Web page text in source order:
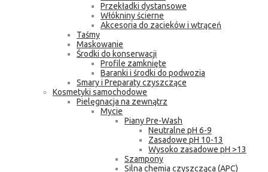
Przekładki dystansowe
Włókniny ścierne
Akcesoria do zacieków i wtrąceń
Taśmy
Maskowanie
Środki do konserwacji
Profile zamknięte
Baranki i środki do podwozia
Smary i Preparaty czyszczące
Kosmetyki samochodowe
Pielęgnacja na zewnątrz
Mycie
Piany Pre-Wash
Neutralne pH 6-9
Zasadowe pH 10-13
Wysoko zasadowe pH >13
Szampony
Silna chemia czyszcząca (APC)